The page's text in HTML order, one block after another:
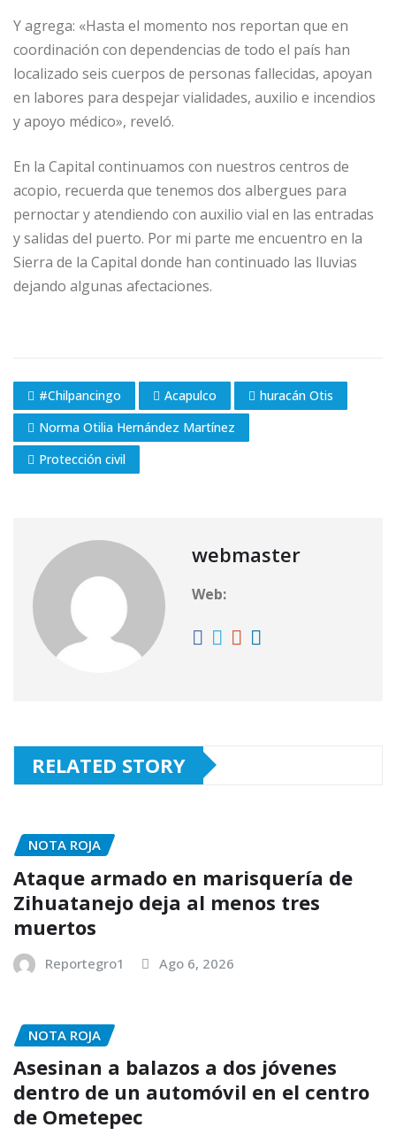
Y agrega: «Hasta el momento nos reportan que en
coordinación con dependencias de todo el país han
localizado seis cuerpos de personas fallecidas, apoyan
en labores para despejar vialidades, auxilio e incendios
y apoyo médico», reveló.
En la Capital continuamos con nuestros centros de
acopio, recuerda que tenemos dos albergues para
pernoctar y atendiendo con auxilio vial en las entradas
y salidas del puerto. Por mi parte me encuentro en la
Sierra de la Capital donde han continuado las lluvias
dejando algunas afectaciones.
#Chilpancingo Acapulco
huracán Otis
Norma Otilia Hernández Martínez
Protección civil
webmaster
Web:
RELATED STORY
NOTA ROJA
Ataque armado en marisquería de
Zihuatanejo deja al menos tres
muertos
Reportegro1 Ago 6, 2026
NOTA ROJA
Asesinan a balazos a dos jóvenes
dentro de un automóvil en el centro
de Ometepec